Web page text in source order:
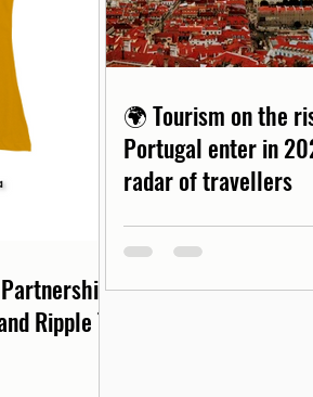
Ripple T-
🌍 Tourism on the
Portugal enter in
radar of travellers